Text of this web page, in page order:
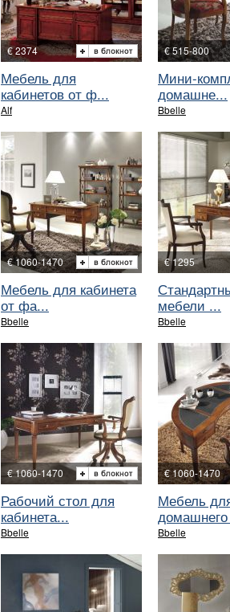
€ 2374
Мебель для
кабинетов от ф...
Alf
€ 515-800
Мини-
домашне...
Bbelle
€ 1060-1470
Мебель для кабинета
от фа...
Bbelle
€ 1295
мебели ...
Bbelle
€ 1060-1470
Рабочий стол для
кабинета...
Bbelle
€ 1060-1470
Мебель
Bbelle